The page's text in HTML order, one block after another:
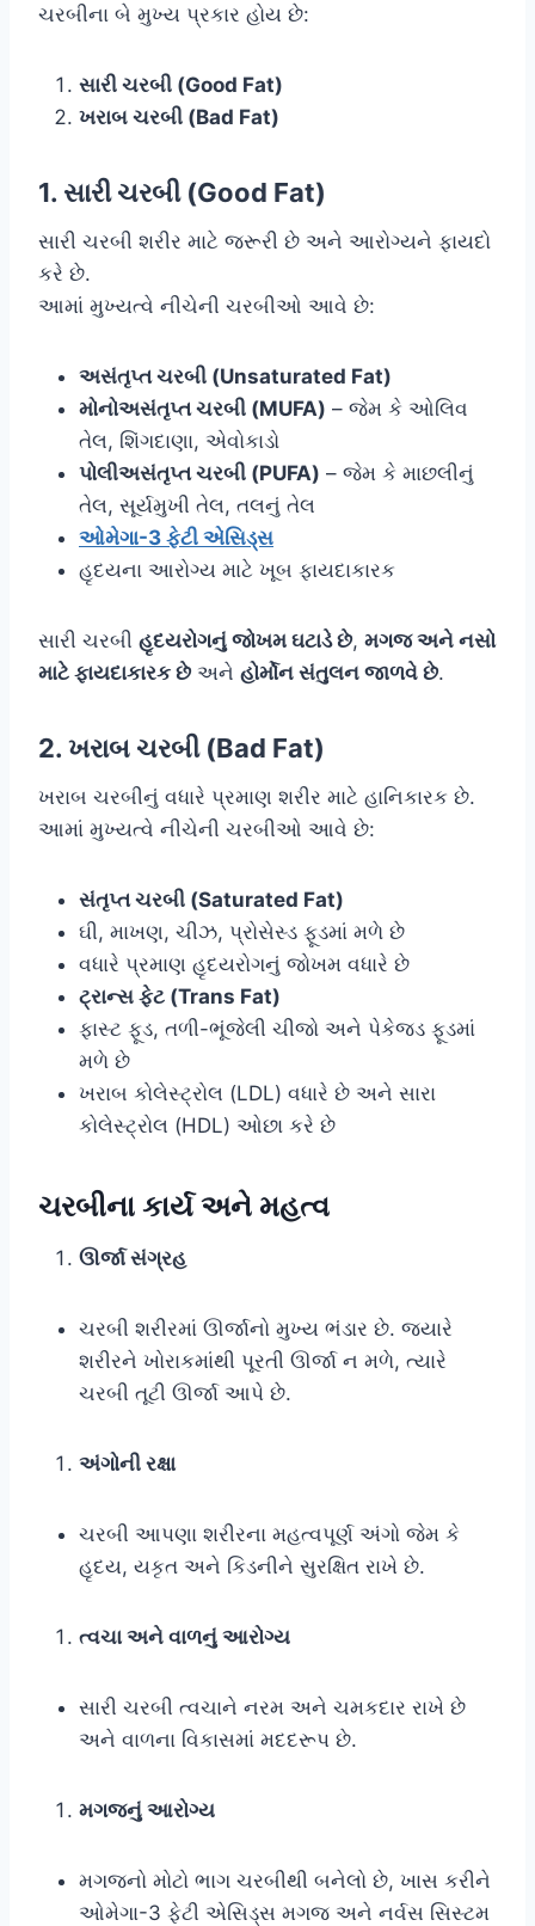
ચરબીના બે મુખ્ય પ્રકાર હોય છે:
સારી ચરબી (Good Fat)
ખરાબ ચરબી (Bad Fat)
1. સારી ચરબી (Good Fat)
સારી ચરબી શરીર માટે જરૂરી છે અને આરોગ્યને ફાયદો
કરે છે.
આમાં મુખ્યત્વે નીચેની ચરબીઓ આવે છે:
અસંતૃપ્ત ચરબી (Unsaturated Fat)
મોનોઅસંતૃપ્ત ચરબી (MUFA) – જેમ કે ઓલિવ
તેલ, શિંગદાણા, એવોકાડો
પોલીઅસંતૃપ્ત ચરબી (PUFA) – જેમ કે માછલીનું
તેલ, સૂર્યમુખી તેલ, તલનું તેલ
ઓમેગા-3 ફેટી એસિડ્સ
હૃદયના આરોગ્ય માટે ખૂબ ફાયદાકારક
સારી ચરબી હૃદયરોગનું જોખમ ઘટાડે છે, મગજ અને નસો
માટે ફાયદાકારક છેઅને હોર્મોન સંતુલન જાળવે છે.
2. ખરાબ ચરબી (Bad Fat)
ખરાબ ચરબીનું વધારે પ્રમાણ શરીર માટે હાનિકારક છે.
આમાં મુખ્યત્વે નીચેની ચરબીઓ આવે છે:
સંતૃપ્ત ચરબી (Saturated Fat)
ઘી, માખણ, ચીઝ, પ્રોસેસ્ડ ફૂડમાં મળે છે
વધારે પ્રમાણ હૃદયરોગનું જોખમ વધારે છે
ટ્રાન્સ ફેટ (Trans Fat)
ફાસ્ટ ફૂડ, તળી-ભૂંજેલી ચીજો અને પેકેજ્ડ ફૂડમાં
મળે છે
ખરાબ કોલેસ્ટ્રોલ (LDL) વધારે છે અને સારા
કોલેસ્ટ્રોલ (HDL) ઓછા કરે છે
ચરબીના કાર્ય અને મહત્વ
ઊર્જા સંગ્રહ
ચરબી શરીરમાં ઊર્જાનો મુખ્ય ભંડાર છે. જ્યારે
શરીરને ખોરાકમાંથી પૂરતી ઊર્જા ન મળે, ત્યારે
ચરબી તૂટી ઊર્જા આપે છે.
અંગોની રક્ષા
ચરબી આપણા શરીરના મહત્વપૂર્ણ અંગો જેમ કે
હૃદય, યકૃત અને કિડનીને સુરક્ષિત રાખે છે.
ત્વચા અને વાળનું આરોગ્ય
સારી ચરબી ત્વચાને નરમ અને ચમકદાર રાખે છે
અને વાળના વિકાસમાં મદદરૂપ છે.
મગજનું આરોગ્ય
મગજનો મોટો ભાગ ચરબીથી બનેલો છે, ખાસ કરીને
ઓમેગા-3 ફેટી એસિડ્સ મગજ અને નર્વસ સિસ્ટમ